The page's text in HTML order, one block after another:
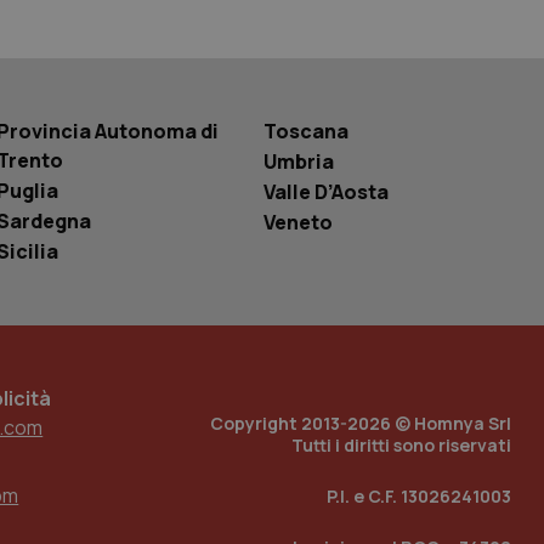
Autonoma di
Toscana
Umbria
Valle D’Aosta
Veneto
Copyright 2013-2026 © Homnya Srl
Tutti i diritti sono riservati
P.I. e C.F. 13026241003
traccia
incorporati
del sito web sta
di
tenere traccia
dell’esperienza
con identity